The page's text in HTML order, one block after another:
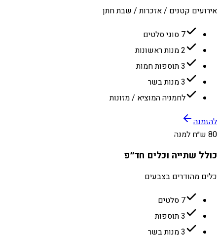
אירועים קטנים / אזכרות / שבת חתן
7 סוגי סלטים
2 מנות ראשונות
3 תוספות חמות
3 מנות בשר
לחמניה המוציא / מזונות
להזמנה
80 ש״ח למנה
כולל שתייה וכלים חד״פ
כלים מהודרים בצבעים
7 סלטים
3 תוספות
3 מנות בשר